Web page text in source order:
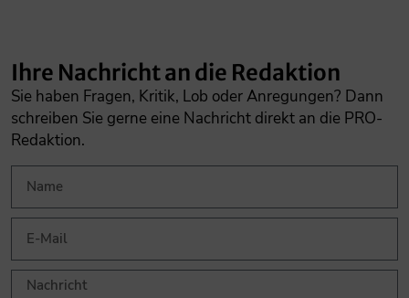
Ihre Nachricht an die Redaktion
Sie haben Fragen, Kritik, Lob oder Anregungen? Dann
schreiben Sie gerne eine Nachricht direkt an die PRO-
Redaktion.